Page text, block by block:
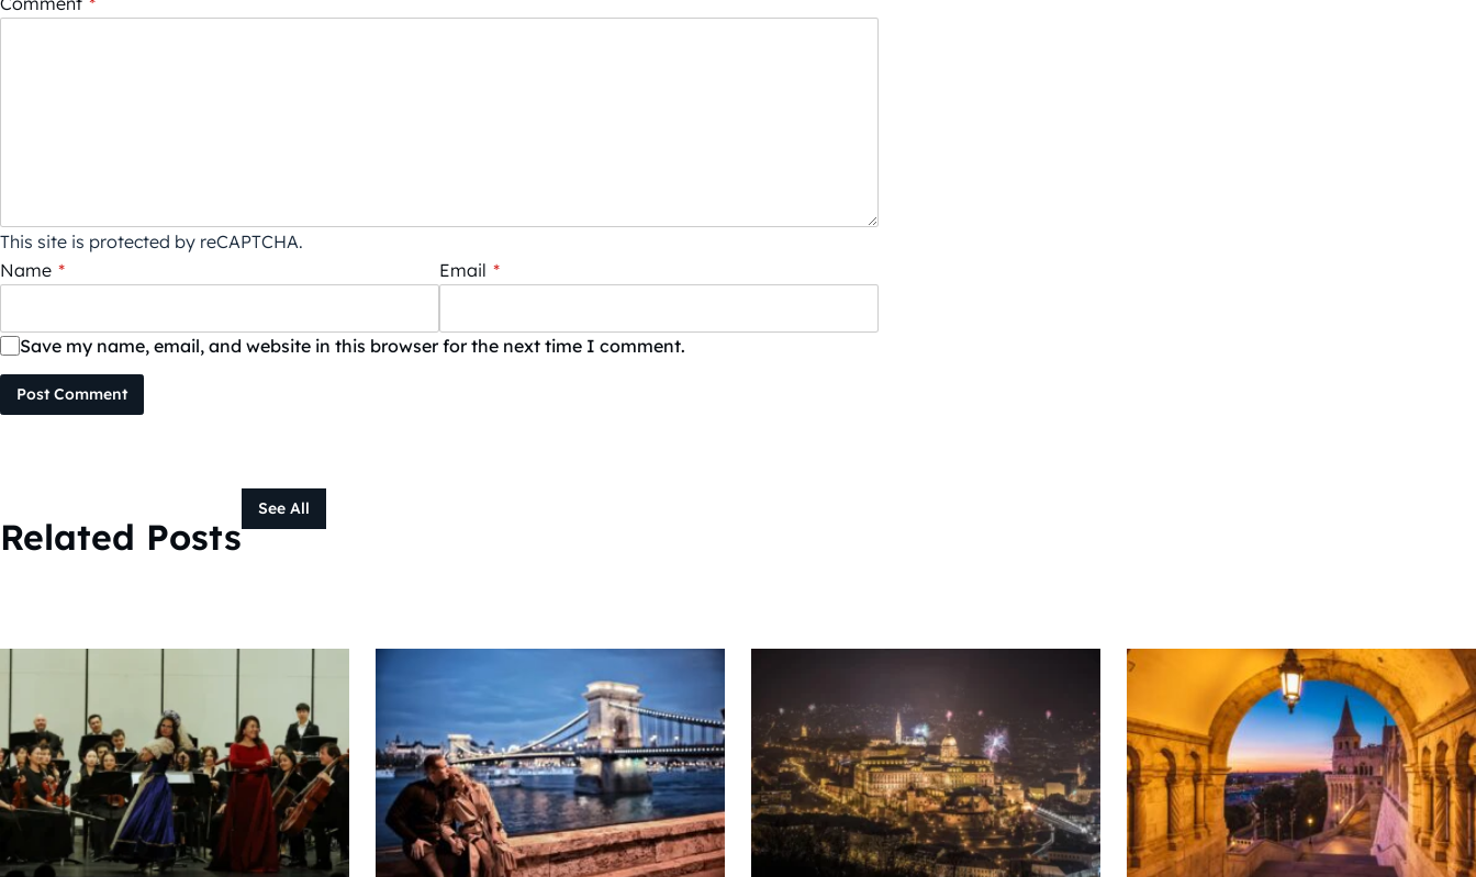
This site is protected by reCAPTCHA.
Name * Email *
Save my name, email, and website in this browser for the next time I comment.
Post Comment
Related Posts
See All